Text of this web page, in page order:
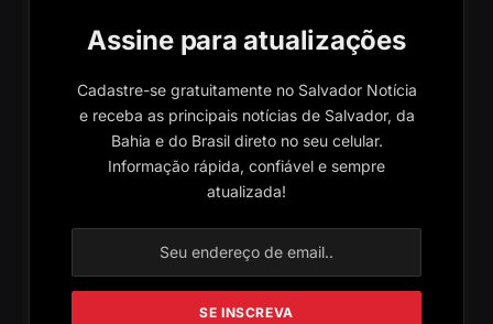
Assine para atualizações
Cadastre-se gratuitamente no Salvador Notícia
e receba as principais notícias de Salvador, da
Bahia e do Brasil direto no seu celular.
Informação rápida, confiável e sempre
atualizada!